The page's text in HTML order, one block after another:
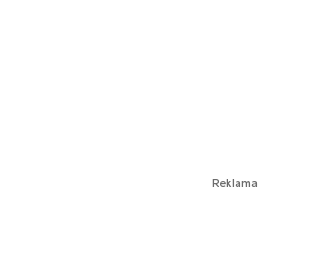
Reklama